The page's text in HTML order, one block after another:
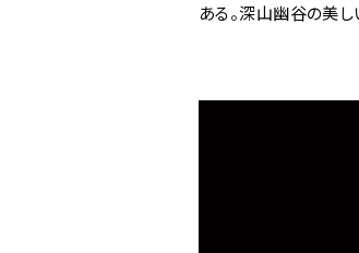
ある。深山幽谷の美